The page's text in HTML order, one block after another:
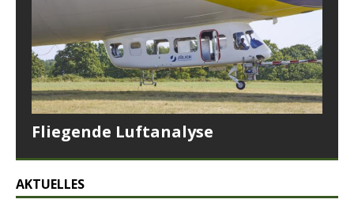
Fliegende Luftanalyse
AKTUELLES